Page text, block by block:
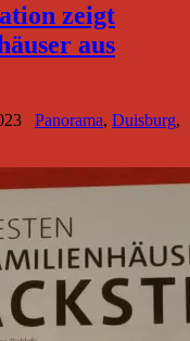
zeigt
aus
Panorama, Duisburg,